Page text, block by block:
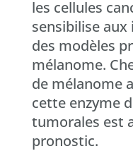
les cellules
sensibilise
des modèles
mélanome.
de mélanome
cette enzyme
tumorales est
pronostic.